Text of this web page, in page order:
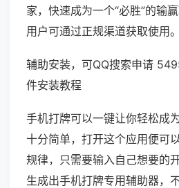
家，快速成为一个“必胜”的输
用户可通过正规渠道获取使用。
辅助安装，可QQ搜索申请
件安装教程
手机打牌可以一键让你轻松成
十分简单，打开这个应用便可
规律，只需要输入自己想要的
生成出手机打牌专用辅助器，